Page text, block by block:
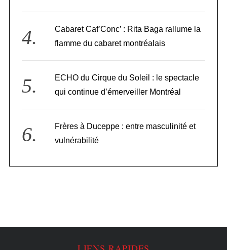
Cabaret Caf’Conc’ : Rita Baga rallume la
flamme du cabaret montréalais
ECHO du Cirque du Soleil : le spectacle
qui continue d’émerveiller Montréal
Frères à Duceppe : entre masculinité et
vulnérabilité